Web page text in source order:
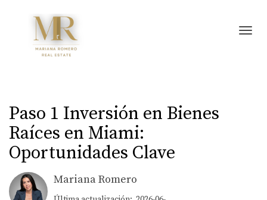
Paso 1 Inversión en Bienes
Raíces en Miami:
Oportunidades Clave
Mariana Romero